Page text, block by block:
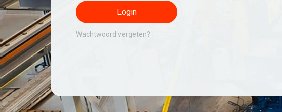
Wachtwoord vergeten?